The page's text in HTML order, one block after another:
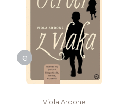
e
Viola Ardone